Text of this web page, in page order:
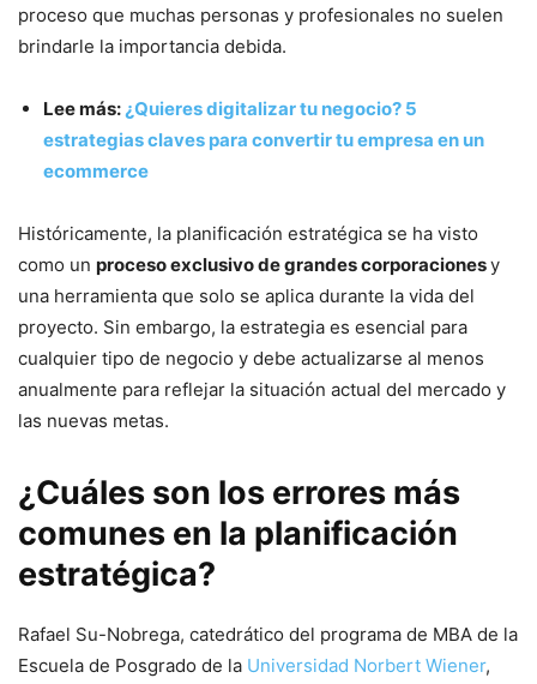
proceso que muchas personas y profesionales no suelen
brindarle la importancia debida.
Lee más:¿Quieres digitalizar tu negocio? 5
estrategias claves para convertir tu empresa en un
ecommerce
Históricamente, la planificación estratégica se ha visto
como un proceso exclusivo de grandes corporacionesy
una herramienta que solo se aplica durante la vida del
proyecto. Sin embargo, la estrategia es esencial para
cualquier tipo de negocio y debe actualizarse al menos
anualmente para reflejar la situación actual del mercado y
las nuevas metas.
¿Cuáles son los errores más
comunes en la planificación
estratégica?
Rafael Su-Nobrega, catedrático del programa de MBA de la
Escuela de Posgrado de la Universidad Norbert Wiener,